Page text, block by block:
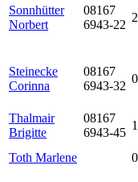
Sonnhütter
Norbert
08167
6943-22
Steinecke
Corinna
08167
6943-32
Thalmair
Brigitte
08167
6943-45
Toth Marlene